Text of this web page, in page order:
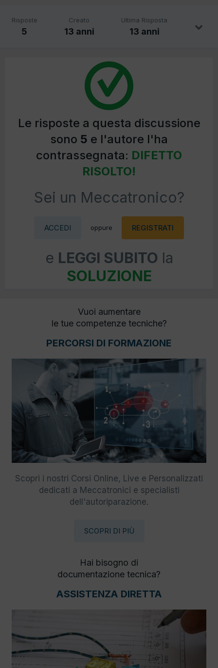
Risposte
5
Creato
13 anni
Ultima Risposta
13 anni
Le risposte a questa discussione
sono 5 e l'autore l'ha
contrassegnata: DIFETTO
RISOLTO!
Sei un Meccatronico?
ACCEDI oppure REGISTRATI
e LEGGI SUBITO la
SOLUZIONE
Vuoi aumentare
le tue competenze tecniche?
PERCORSI DI FORMAZIONE
Scopri i nostri Corsi Online, Live e Personalizzati
dedicati a Meccatronici e specialisti
dell'autoriparazione.
SCOPRI DI PIÙ
Hai bisogno di
documentazione tecnica?
ASSISTENZA DIRETTA